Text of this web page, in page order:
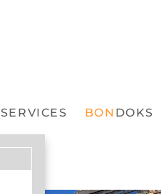
SERVICES DOKS